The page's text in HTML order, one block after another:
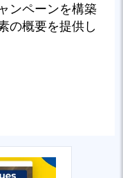
ンペーンを構築
の概要を提供し